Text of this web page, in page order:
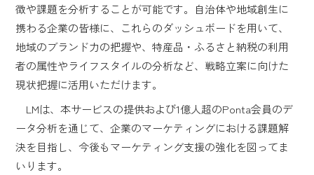
徴や課題を分析することが可能です。自治体や地域創生に
携わる企業の皆様に、これらのダッシュボードを用いて、
地域のブランド力の把握や、特産品・ふるさと納税の利用
者の属性やライフスタイルの分析など、戦略立案に向けた
現状把握に活用いただけます。
LMは、本サービスの提供および1億人超のPonta会員のデ
ータ分析を通じて、企業のマーケティングにおける課題解
決を目指し、今後もマーケティング支援の強化を図ってま
いります。